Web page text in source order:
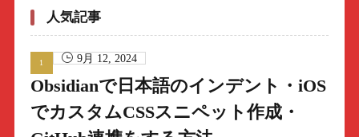
人気記事
9月 12, 2024
Obsidianで日本語のインデント・iOS
でカスタムCSSスニペット作成・